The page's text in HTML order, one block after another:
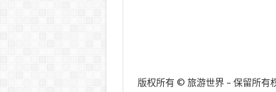
版权所有 © 旅游世界 – 保留所有